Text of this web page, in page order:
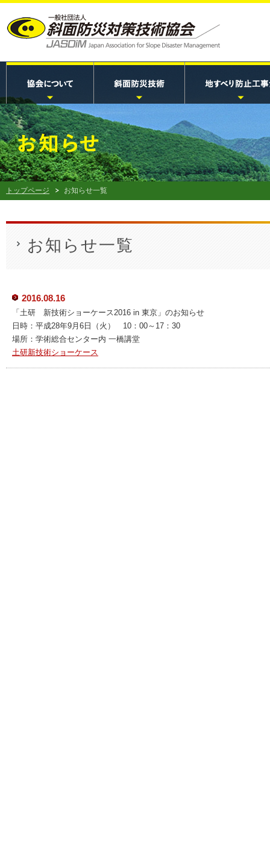
トップページ お知らせ一覧
お知らせ一覧
2016.08.16
「土研 新技術ショーケース2016 in 東京」のお知らせ
日時：平成28年9月6日（火） 10：00～17：30
場所：学術総合センター内 一橋講堂
土研新技術ショーケース